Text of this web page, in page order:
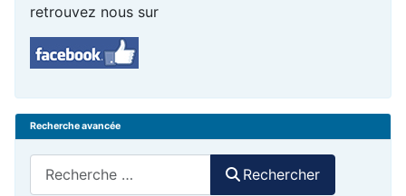
retrouvez nous sur
Recherche avancée
Rechercher